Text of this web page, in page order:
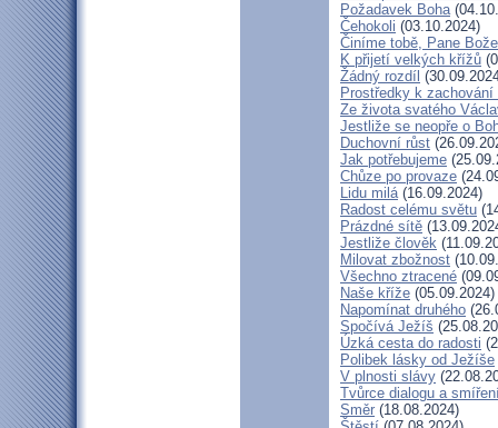
Požadavek Boha
Čehokoli (03.10.2024)
Činíme tobě, Pane
K přijetí velkých křížů
Žádný rozdíl
Prostředky k
Ze života svatého
Jestliže se neopře o
Duchovní růst
Jak potřebujeme
Chůze po provaze
Lidu milá(16.09.2024)
Radost celému světu
Prázdné sítě
Jestliže člověk
Milovat zbožnost
Všechno ztracené
Naše kříže (05.09.2024)
Napomínat druhého
Spočívá Ježíš
Úzká cesta do radosti
Polibek lásky od Ježíše
V plnosti slávy
Tvůrce dialogu a
Směr (18.08.2024)